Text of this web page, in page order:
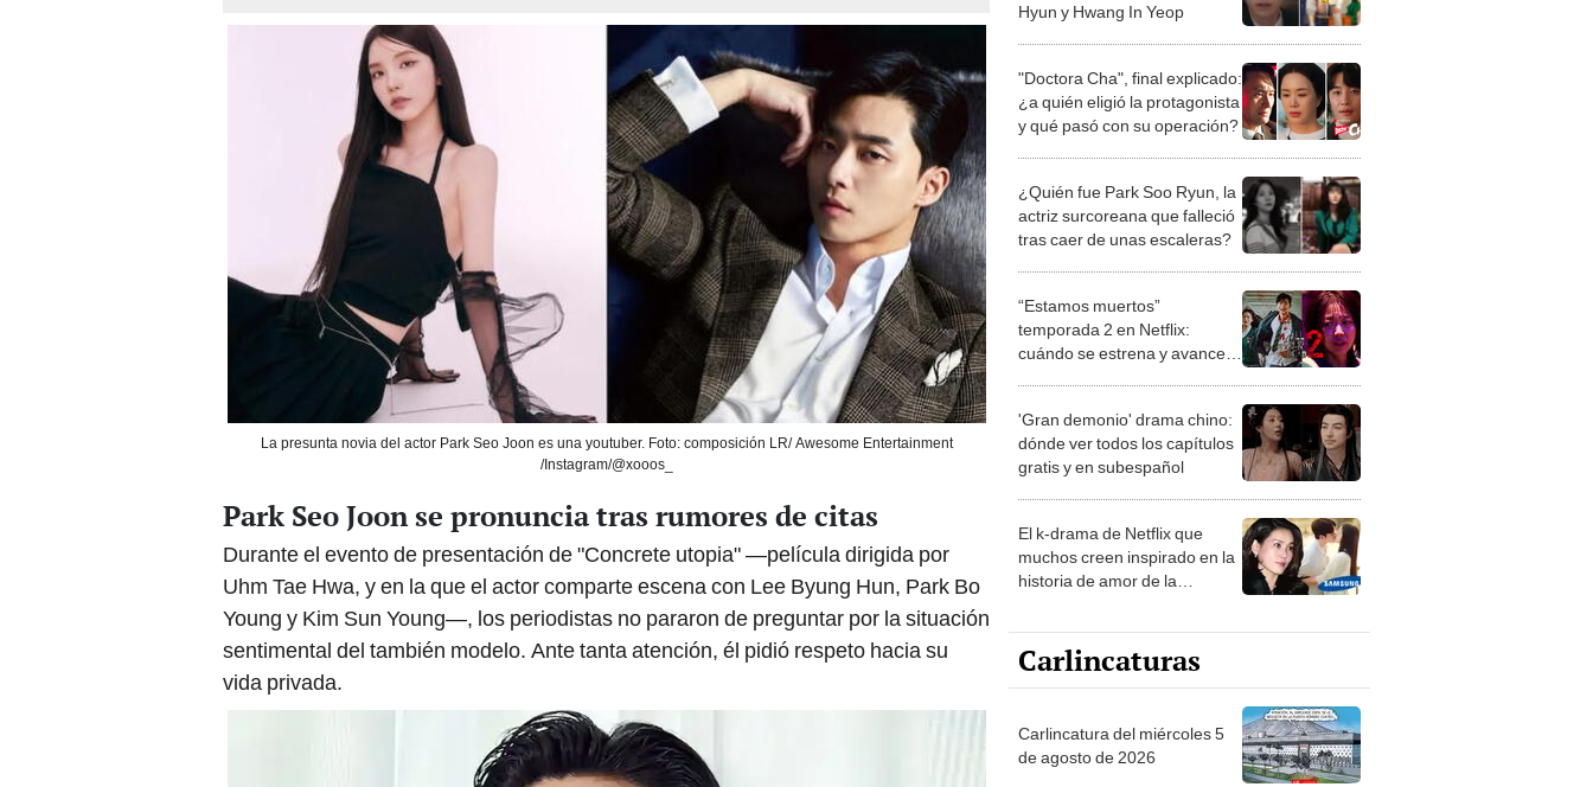
La presunta novia del actor Park Seo Joon es una youtuber. Foto: composición LR/ Awesome Entertainment
/Instagram/@xooos_
Park Seo Joon se pronuncia tras rumores de citas
Durante el evento de presentación de "Concrete utopia" —película dirigida por
Uhm Tae Hwa, y en la que el actor comparte escena con Lee Byung Hun, Park Bo
Young y Kim Sun Young—, los periodistas no pararon de preguntar por la situación
sentimental del también modelo. Ante tanta atención, él pidió respeto hacia su
vida privada.
Hyun y Hwang In Yeop
"Doctora Cha", final explicado:
¿a quién eligió la protagonista
y qué pasó con su operación?
¿Quién fue Park Soo Ryun, la
actriz surcoreana que falleció
tras caer de unas escaleras?
“Estamos muertos”
temporada 2 en Netflix:
cuándo se estrena y avances
'Gran demonio' drama chino:
dónde ver todos los capítulos
gratis y en subespañol
El k-drama de Netflix que
muchos creen inspirado en la
historia de amor de la
Carlincaturas
Carlincatura del miércoles 5
de agosto de 2026